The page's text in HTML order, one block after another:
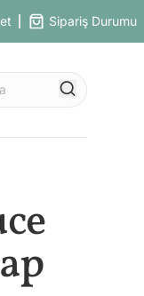
Sipariş Durumu